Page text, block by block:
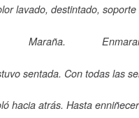
lavado, destintado,
sentada. Con todas las
hacia atrás. Hasta